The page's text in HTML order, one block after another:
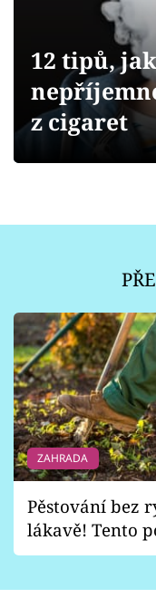
Přihlášení
Sledujte nás
12 tipů,
z cigaret
ZAHRADA
Pěstování bez
lákavě! Tento
vhodný jen